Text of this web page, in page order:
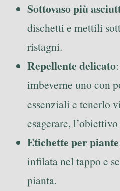
Sottovaso più
dischetti e mettili
ristagni.
Repellente delicato
imbeverne uno con
essenziali e tenerlo
esagerare,
Etichette per piante
infilata nel tappo e
pianta.